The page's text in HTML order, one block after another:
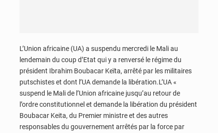
L’Union africaine (UA) a suspendu mercredi le Mali au
lendemain du coup d’Etat qui y a renversé le régime du
président Ibrahim Boubacar Keïta, arrêté par les militaires
putschistes et dont l’UA demande la libération.L’UA «
suspend le Mali de l’Union africaine jusqu’au retour de
l’ordre constitutionnel et demande la libération du président
Boubacar Keita, du Premier ministre et des autres
responsables du gouvernement arrêtés par la force par